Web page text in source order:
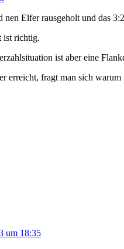
nen Elfer rausgeholt und das
ist richtig.
ist aber eine
erreicht, fragt man sich
um 18:35